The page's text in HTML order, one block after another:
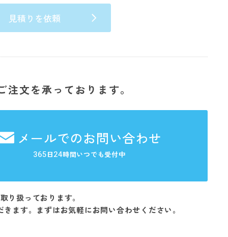
見積りを依頼
文を承っております。
メールでのお問い合わせ
365日24時間いつでも受付中
り扱っております。
ます。まずはお気軽にお問い合わせください。